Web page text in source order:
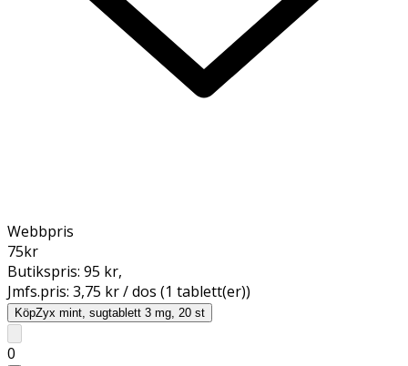
Webbpris
75kr
Butikspris: 95 kr,
Jmfs.pris: 3,75 kr / dos (1 tablett(er))
KöpZyx mint, sugtablett 3 mg, 20 st
0